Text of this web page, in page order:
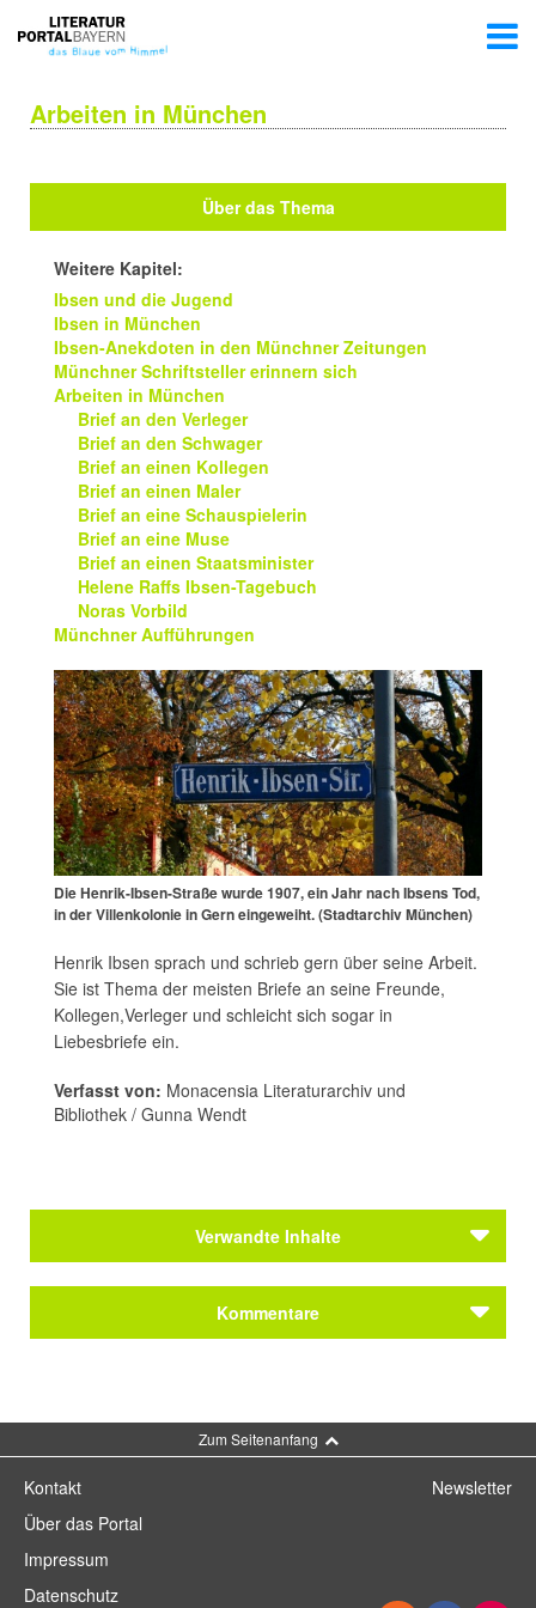
Arbeiten in München
Über das Thema
Weitere Kapitel:
Ibsen und die Jugend
Ibsen in München
Ibsen-Anekdoten in den Münchner Zeitungen
Münchner Schriftsteller erinnern sich
Arbeiten in München
Brief an den Verleger
Brief an den Schwager
Brief an einen Kollegen
Brief an einen Maler
Brief an eine Schauspielerin
Brief an eine Muse
Brief an einen Staatsminister
Helene Raffs Ibsen-Tagebuch
Noras Vorbild
Münchner Aufführungen
Die Henrik-Ibsen-Straße wurde 1907, ein Jahr nach Ibsens Tod,
in der Villenkolonie in Gern eingeweiht. (Stadtarchiv München)
Henrik Ibsen sprach und schrieb gern über seine Arbeit.
Sie ist Thema der meisten Briefe an seine Freunde,
Kollegen,Verleger und schleicht sich sogar in
Liebesbriefe ein.
Verfasst von: Monacensia Literaturarchiv und
Bibliothek / Gunna Wendt
Verwandte Inhalte
Kommentare
Zum Seitenanfang
Kontakt
Über das Portal
Impressum
Datenschutz
Newsletter